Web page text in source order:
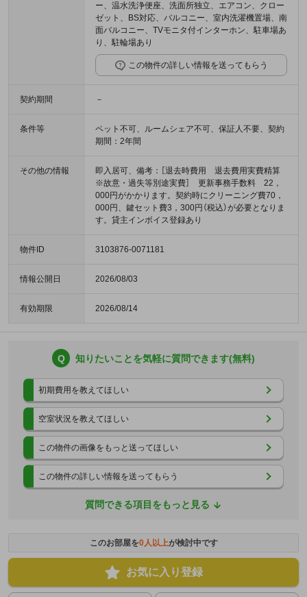
ー、温水洗浄便座、洗面所独立、エアコン、クロー
ゼット、BS対応、バルコニー、室内洗濯機置場、南
面バルコニー、TVモニタ付インターホン、駐車場あ
り、駐輪場あり
この物件の詳しい情報を送ってもらう
契約期間 －
条件等
ペット不可、ルームシェア不可、保証人不要、契約
期間：2年間
その他の情報
即入居可、備考：［退去時費用 退去費用実費精算
※故意・過失等別途実費］ 更新事務手数料 22，
000円がかかります。契約時にクリーニング費70，
000円、鍵セット費3，300円（税込）が必要となりま
す。貸主インボイス登録あり
物件ID 3103876-0071181
情報公開日 2026/08/03
有効期限 2026/08/14
Q 知りたいことを気軽に質問できます(無料)
初期費用を教えてほしい
空室状況を教えてほしい
この物件の画像をもっと送ってほしい
この物件の詳しい情報を送ってもらう
質問できる項目をもっと見る
このお部屋を0人以上が検討中です
お気に入り登録